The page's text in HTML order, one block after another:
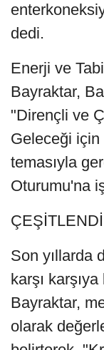
dedi.
Enerji ve
Bayraktar,
"Dirençli ve
Geleceği için
temasıyla
Oturumu'na
Son yıllarda
karşı
Bayraktar,
olarak